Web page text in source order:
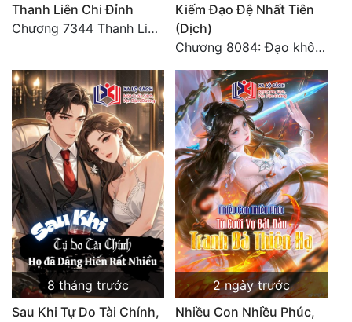
Thanh Liên Chi Đỉnh
Chương 7344 Thanh Liên đỉnh (Đại kết cục) (2) HẾT.
Kiếm Đạo Đệ Nhất Tiên
(Dịch)
Chương 8084: Đạo không bờ bến (Đại kết cục) (10)
8 tháng trước
Sau Khi Tự Do Tài Chính,
2 ngày trước
Nhiều Con Nhiều Phúc,